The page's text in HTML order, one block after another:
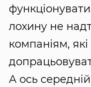
лохину не
компаніям,
А ось